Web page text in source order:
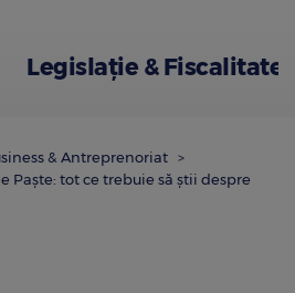
Legislație & Fiscalitate
& Antreprenoriat
Paște: tot ce trebuie să știi despre